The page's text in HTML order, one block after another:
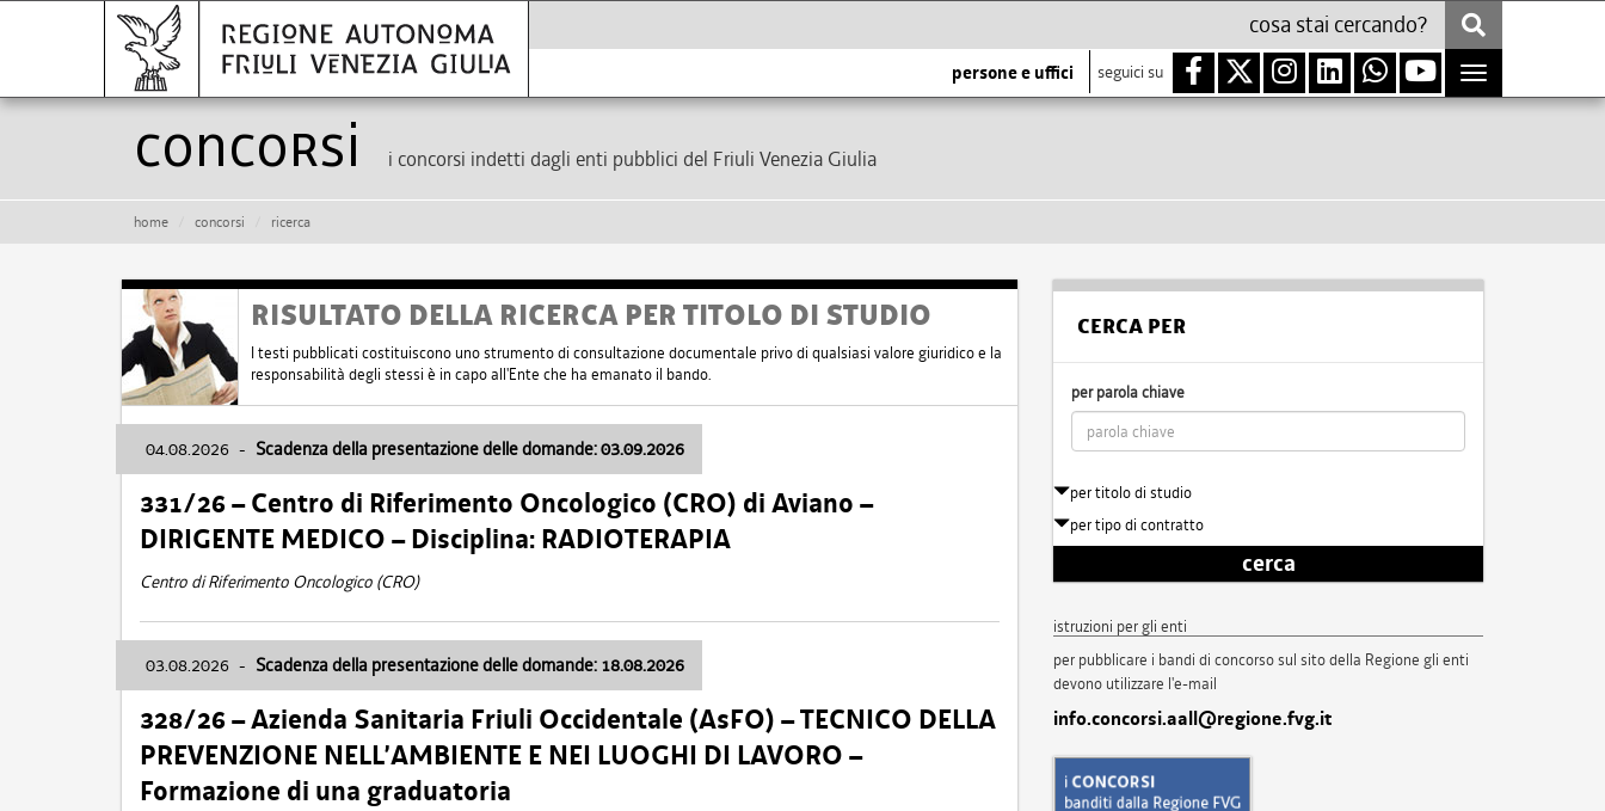
persone e uffici seguici su
Toggle
navigation
Concorsi i concorsi indetti dagli enti pubblici del Friuli Venezia Giulia
home concorsi ricerca
RISULTATO DELLA RICERCA PER TITOLO DI STUDIO
I testi pubblicati costituiscono uno strumento di consultazione documentale privo di qualsiasi valore giuridico e la
responsabilità degli stessi è in capo all'Ente che ha emanato il bando.
04.08.2026 - Scadenza della presentazione delle domande: 03.09.2026
331/26 – Centro di Riferimento Oncologico (CRO) di Aviano –
DIRIGENTE MEDICO – Disciplina: RADIOTERAPIA
Centro di Riferimento Oncologico (CRO)
03.08.2026 - Scadenza della presentazione delle domande: 18.08.2026
328/26 – Azienda Sanitaria Friuli Occidentale (AsFO) – TECNICO DELLA
PREVENZIONE NELL’AMBIENTE E NEI LUOGHI DI LAVORO –
Formazione di una graduatoria
CERCA PER
per parola chiave
per titolo di studio
per tipo di contratto
cerca
istruzioni per gli enti
per pubblicare i bandi di concorso sul sito della Regione gli enti
devono utilizzare l'e-mail
info.concorsi.aall@regione.fvg.it